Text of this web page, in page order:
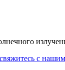
свяжитесь с